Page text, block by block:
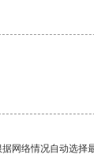
网络情况自动选择